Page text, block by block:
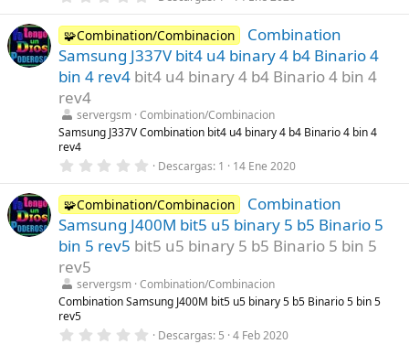
s
)0
0
e
s
t
r
l
l
a
s
🧩Combination/Combinacion
Combination
Samsung J337V bit4 u4 binary 4 b4 Binario 4
bin 4 rev4 bit4 u4 binary 4 b4 Binario 4 bin 4
rev4
servergsm Combination/Combinacion
Samsung J337V Combination bit4 u4 binary 4 b4 Binario 4 bin 4
rev4
0
0
0
e
s
t
r
l
l
a
s
Descargas 1 14 Ene 2020
🧩Combination/Combinacion
Combination
Samsung J400M bit5 u5 binary 5 b5 Binario 5
bin 5 rev5 bit5 u5 binary 5 b5 Binario 5 bin 5
rev5
servergsm Combination/Combinacion
Combination Samsung J400M bit5 u5 binary 5 b5 Binario 5 bin 5
rev5
0 Descargas 5 4 Feb 2020